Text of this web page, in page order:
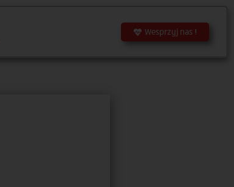
Wesprzyj nas !